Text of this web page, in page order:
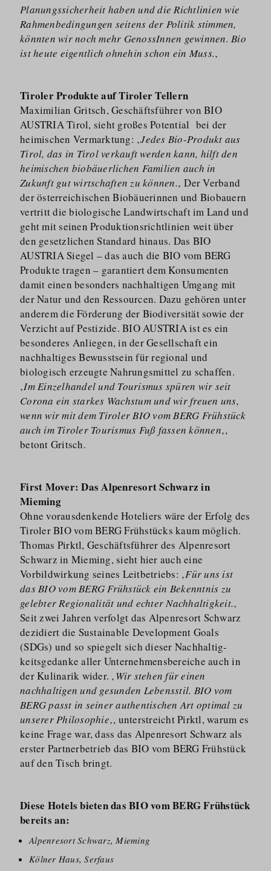
Planungssicherheit haben und die Richtlinien wie
Rahmenbedingungen seitens der Politik stimmen,
könnten wir noch mehr GenossInnen gewinnen. Bio
ist heute eigentlich ohnehin schon ein Muss.‚
Tiroler Produkte auf Tiroler Tellern
Maximilian Gritsch, Geschäftsführer von BIO
AUSTRIA Tirol, sieht großes Potential bei der
heimischen Vermarktung: ‚Jedes Bio-Produkt aus
Tirol, das in Tirol verkauft werden kann, hilft den
heimischen biobäuerlichen Familien auch in
Zukunft gut wirtschaften zu können.‚ Der Verband
der österrei­chischen Biobäuerinnen und Biobauern
vertritt die biologische Landwirtschaft im Land und
geht mit seinen Produkti­ons­richtlinien weit über
den gesetzlichen Standard hinaus. Das BIO
AUSTRIA Siegel – das auch die BIO vom BERG
Produkte tragen – garantiert dem Konsumenten
damit einen besonders nachhaltigen Umgang mit
der Natur und den Ressourcen. Dazu gehören unter
anderem die Förderung der Biodiversität sowie der
Verzicht auf Pestizide. BIO AUSTRIA ist es ein
besonderes Anliegen, in der Gesellschaft ein
nachhaltiges Bewusstsein für regional und
biologisch erzeugte Nahrungsmittel zu schaffen.
‚Im Einzelhandel und Tourismus spüren wir seit
Corona ein starkes Wachstum und wir freuen uns,
wenn wir mit dem Tiroler BIO vom BERG Frühstück
auch im Tiroler Tourismus Fuß fassen können‚,
betont Gritsch.
First Mover: Das Alpenresort Schwarz in
Mieming
Ohne vorausdenkende Hoteliers wäre der Erfolg des
Tiroler BIO vom BERG Frühstücks kaum möglich.
Thomas Pirktl, Geschäftsführer des Alpenresort
Schwarz in Mieming, sieht hier auch eine
Vorbildwirkung seines Leitbetriebs: ‚Für uns ist
das BIO vom BERG Frühstück ein Bekenntnis zu
gelebter Regionalität und echter Nachhaltigkeit.‚
Seit zwei Jahren verfolgt das Alpenresort Schwarz
dezidiert die Sustainable Development Goals
(SDGs) und so spiegelt sich dieser Nachhaltig­
keitsgedanke aller Unterneh­mens­bereiche auch in
der Kulinarik wider. ‚Wir stehen für einen
nachhaltigen und gesunden Lebensstil. BIO vom
BERG passt in seiner authentischen Art optimal zu
unserer Philosophie‚, unterstreicht Pirktl, warum es
keine Frage war, dass das Alpenresort Schwarz als
erster Partnerbetrieb das BIO vom BERG Frühstück
auf den Tisch bringt.
Diese Hotels bieten das BIO vom BERG Frühstück
bereits an:
Alpenresort Schwarz, Mieming
Kölner Haus, Serfaus